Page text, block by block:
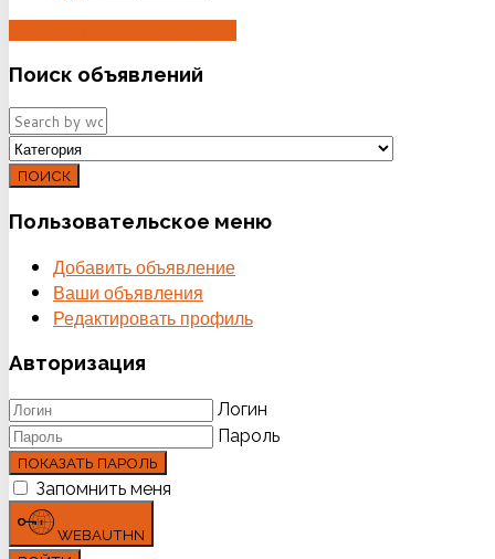
Поиск объявлений
ПОИСК
Пользовательское меню
Добавить объявление
Ваши объявления
Редактировать профиль
Авторизация
Логин
Пароль
ПОКАЗАТЬ ПАРОЛЬ
Запомнить меня
WEBAUTHN